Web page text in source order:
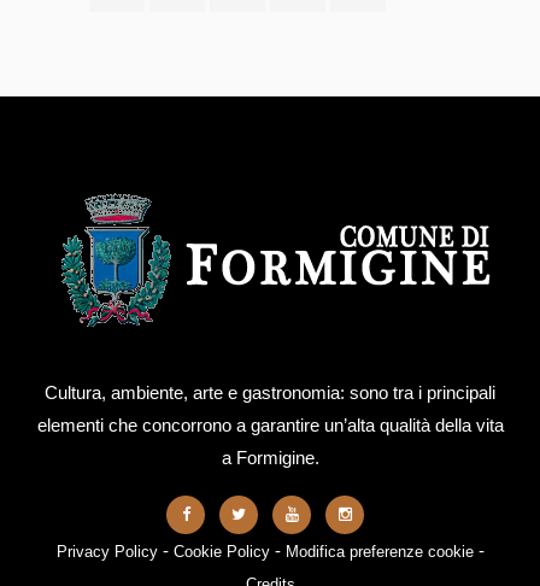
Cultura, ambiente, arte e gastronomia: sono tra i principali
elementi che concorrono a garantire un’alta qualità della vita
a Formigine.
Privacy Policy- Cookie Policy- Modifica preferenze cookie-